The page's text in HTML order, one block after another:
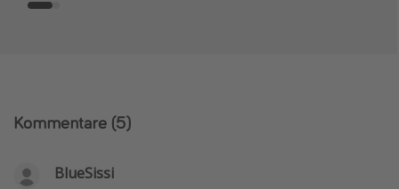
Kommentare (5)
BlueSissi